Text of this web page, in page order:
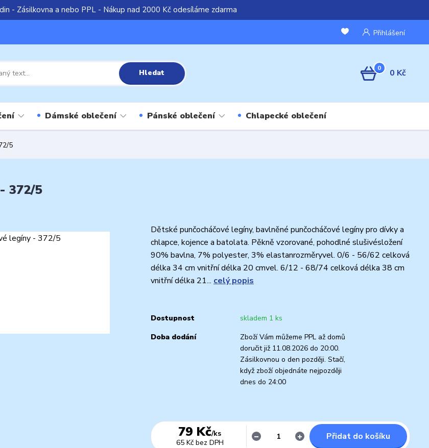
- Zásilkovna a nebo PPL - Nákup nad 2000 Kč odesíláme zdarma
Přihlášení
Hledat 0 0 Kč
Dámské oblečení Pánské oblečení Chlapecké oblečení
5
372/5
Dětské punčocháčové legíny, bavlněné punčocháčové legíny pro dívky a
chlapce, kojence a batolata. Pěkně vzorované, pohodlné slušivésložení
90% bavlna, 7% polyester, 3% elastanrozměryvel. 0/6 - 56/62 celková
délka 34 cm vnitřní délka 20 cmvel. 6/12 - 68/74 celková délka 38 cm
vnitřní délka 21... celý popis
Dostupnost
skladem 1 ks
Doba dodání
Zboží Vám můžeme PPL až domů
doručit již 11.08.2026 do 20:00.
Zásilkovnou o den později. Stačí,
když zboží objednáte nejpozději
dnes do 24:00
79 Kč/ks
65 Kč bez DPH
Přidat do košíku